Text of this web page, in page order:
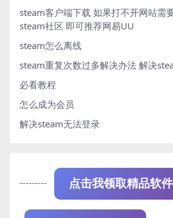
steam客户端下载 如果打不开网站需
steam社区 即可推荐网易UU
steam怎么离线
steam重复次数过多解决办法 解决
必看教程
怎么成为会员
解决steam无法登录
--------- 点击我领取精品软件